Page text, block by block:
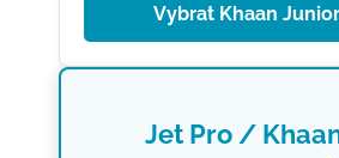
Vybrat Khaan
Jet Pro /